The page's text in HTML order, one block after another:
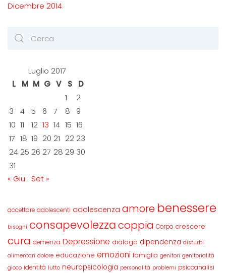
Dicembre 2014
Luglio 2017
L
M M G V S
D
1
2
3
4 5 6 7 8
9
10 11 12 13 14 15 16
17 18 19 20 21 22 23
24 25 26 27 28 29 30
31
« Giu
Set »
accettare adolescenti adolescenza amore benessere
bisogni consapevolezzacoppia Corpo crescere
cura demenza Depressione dialogo dipendenza disturbi
alimentari dolore educazione emozioni famiglia genitori genitorialità
gioco identità lutto neuropsicologia personalità problemi psicoanalisi